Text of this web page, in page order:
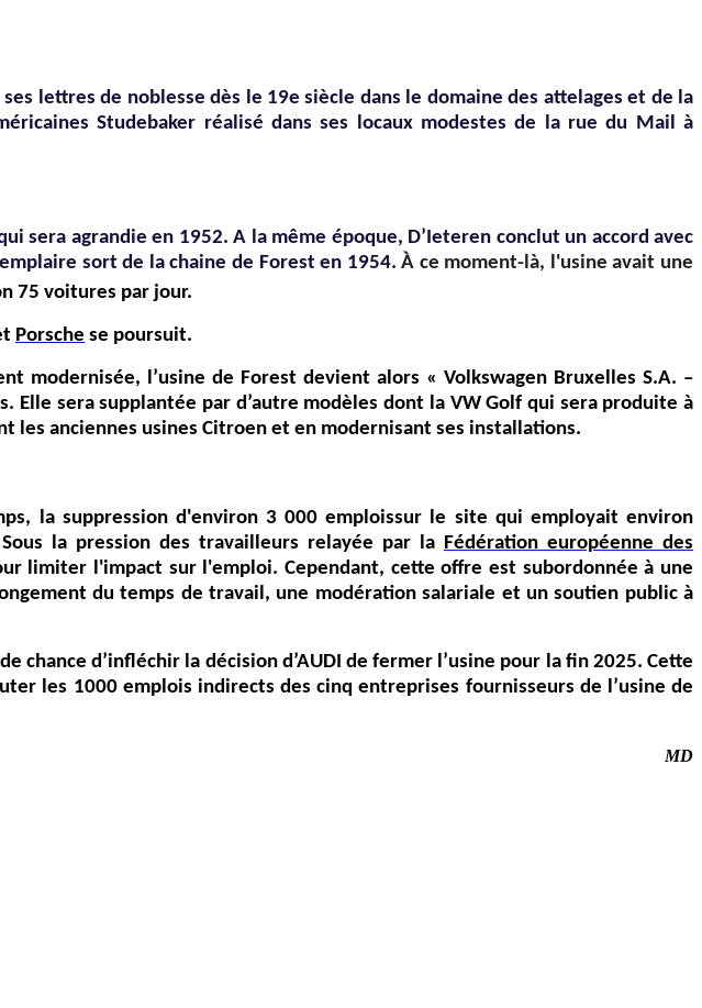
lettres de noblesse dès le 19e siècle dans le domaine des attelages et de la
Studebaker réalisé dans ses locaux modestes de la rue du Mail à
sera agrandie en 1952. A la même époque, D’Ieteren conclut un accord avec
sort de la chaine de Forest en 1954. À ce moment-là, l'usine avait une
75 voitures par jour.
Porsche se poursuit.
modernisée, l’usine de Forest devient alors « Volkswagen Bruxelles S.A. –
Elle sera supplantée par d’autre modèles dont la VW Golf qui sera produite à
les anciennes usines Citroen et en modernisant ses installations.
la suppression d'environ 3 000 emploissur le site qui employait environ
la pression des travailleurs relayée par la Fédération européenne des
limiter l'impact sur l'emploi. Cependant, cette offre est subordonnée à une
du temps de travail, une modération salariale et un soutien public à
d’infléchir la décision d’AUDI de fermer l’usine pour la fin 2025. Cette
les 1000 emplois indirects des cinq entreprises fournisseurs de l’usine de
MD